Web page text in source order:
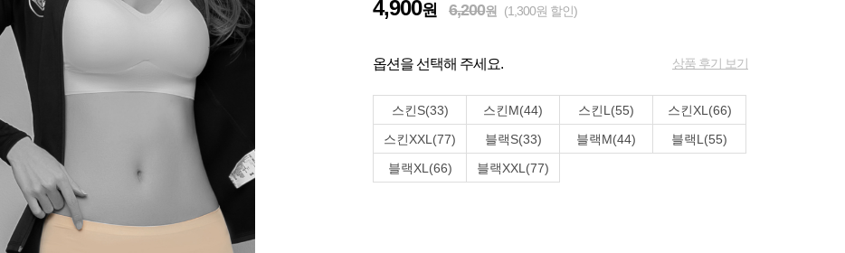
4,900원 6,200원 (1,300원 할인)
옵션을 선택해 주세요. 상품 후기 보기
스킨S(33) 스킨M(44) 스킨L(55)
스킨XL(66)
스킨XXL(77)
블랙S(33) 블랙M(44)
블랙L(55)
블랙XL(66)
블랙XXL(77)